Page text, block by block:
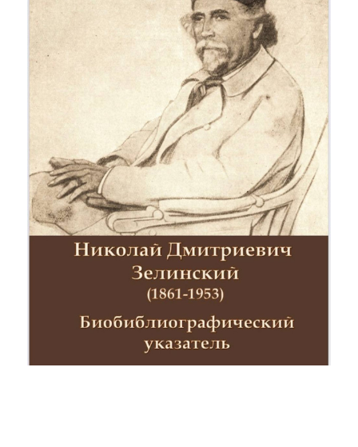
Журналы
Национальные
проекты России
Крупный научный
проект
по приоритетным
направлениям НТР
диссертаций
Набор студентов